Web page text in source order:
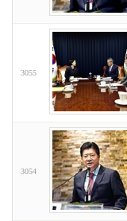
3055
3054